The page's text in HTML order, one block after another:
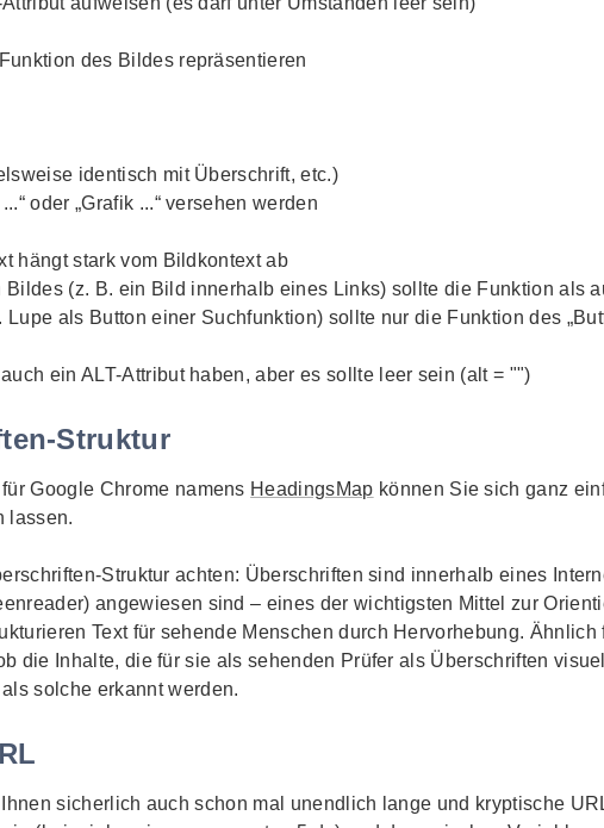
des Bildes repräsentieren
identisch mit Überschrift, etc.)
oder „Grafik ...“ versehen werden
hängt stark vom Bildkontext ab
Bildes (z. B. ein Bild innerhalb eines Links) sollte die Funktion als
Lupe als Button einer Suchfunktion) sollte nur die Funktion des „
ein ALT-Attribut haben, aber es sollte leer sein (alt = "")
Struktur
fürGoogle Chrome namens HeadingsMap können Sie sich ganz
lassen.
Struktur achten: Überschriften sind innerhalb eines
) angewiesen sind – eines der wichtigsten Mittel zur
Text für sehende Menschen durch Hervorhebung.
die Inhalte, die für sie als sehenden Prüfer als Überschriften
als solche erkannt werden.
sicherlich auch schon mal unendlich lange und kryptische